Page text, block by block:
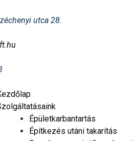
utca 28.
Épületkarbantartás
Építkezés utáni takarítás